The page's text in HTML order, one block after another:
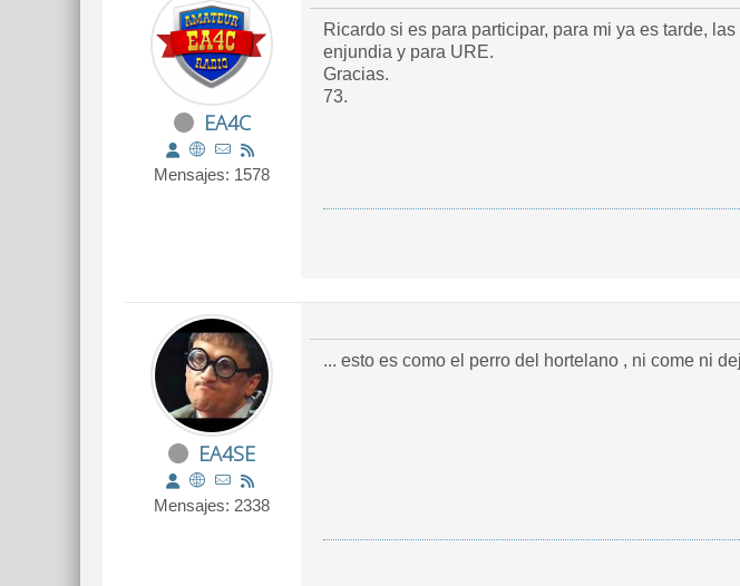
EA4C
Mensajes: 1578
Ricardo si es para participar, para mi ya es tarde, las cosas hay que planificarlas,
enjundia y para URE.
Gracias.
73.
EA4SE
Mensajes: 2338